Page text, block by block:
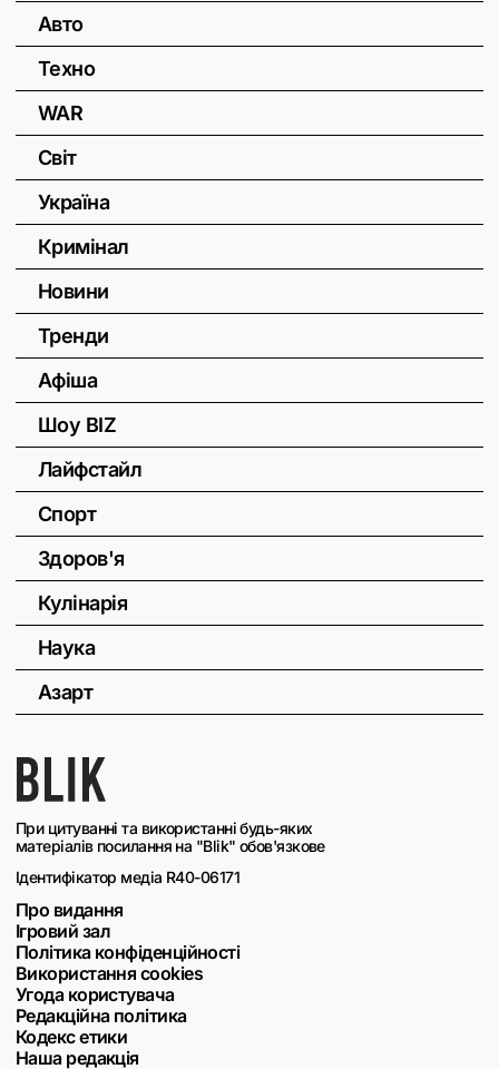
При цитуванні та використанні будь-яких
матеріалів посилання на "Blik" обов'язкове
Ідентифікатор медіа R40-06171
Про видання
Ігровий зал
Політика конфіденційності
Використання cookies
Угода користувача
Редакційна політика
Кодекс етики
Наша редакція
Авто
Техно
WAR
Світ
Україна
Кримінал
Новини
Тренди
Афіша
Шоу BIZ
Лайфстайл
Спорт
Здоров'я
Кулінарія
Наука
Азарт